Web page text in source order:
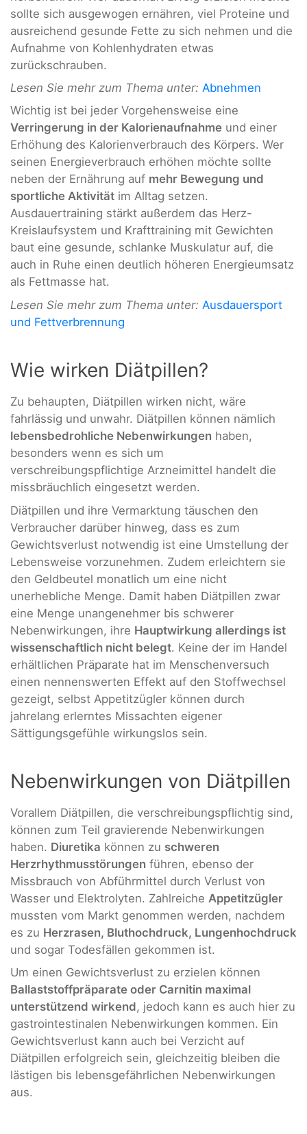
sollte sich ausgewogen ernähren, viel Proteine und
ausreichend gesunde Fette zu sich nehmen und die
Aufnahme von Kohlenhydraten etwas
zurückschrauben.
Lesen Sie mehr zum Thema unter: Abnehmen
Wichtig ist bei jeder Vorgehensweise eine
Verringerung in der Kalorienaufnahme und einer
Erhöhung des Kalorienverbrauch des Körpers. Wer
seinen Energieverbrauch erhöhen möchte sollte
neben der Ernährung auf mehr Bewegung und
sportliche Aktivität im Alltag setzen.
Ausdauertraining stärkt außerdem das Herz-
Kreislaufsystem und Krafttraining mit Gewichten
baut eine gesunde, schlanke Muskulatur auf, die
auch in Ruhe einen deutlich höheren Energieumsatz
als Fettmasse hat.
Lesen Sie mehr zum Thema unter: Ausdauersport
und Fettverbrennung
Wie wirken Diätpillen?
Zu behaupten, Diätpillen wirken nicht, wäre
fahrlässig und unwahr. Diätpillen können nämlich
lebensbedrohliche Nebenwirkungen haben,
besonders wenn es sich um
verschreibungspflichtige Arzneimittel handelt die
missbräuchlich eingesetzt werden.
Diätpillen und ihre Vermarktung täuschen den
Verbraucher darüber hinweg, dass es zum
Gewichtsverlust notwendig ist eine Umstellung der
Lebensweise vorzunehmen. Zudem erleichtern sie
den Geldbeutel monatlich um eine nicht
unerhebliche Menge. Damit haben Diätpillen zwar
eine Menge unangenehmer bis schwerer
Nebenwirkungen, ihre Hauptwirkung allerdings ist
wissenschaftlich nicht belegt. Keine der im Handel
erhältlichen Präparate hat im Menschenversuch
einen nennenswerten Effekt auf den Stoffwechsel
gezeigt, selbst Appetitzügler können durch
jahrelang erlerntes Missachten eigener
Sättigungsgefühle wirkungslos sein.
Nebenwirkungen von Diätpillen
Vorallem Diätpillen, die verschreibungspflichtig sind,
können zum Teil gravierende Nebenwirkungen
haben. Diuretika können zu schweren
Herzrhythmusstörungen führen, ebenso der
Missbrauch von Abführmittel durch Verlust von
Wasser und Elektrolyten. Zahlreiche Appetitzügler
mussten vom Markt genommen werden, nachdem
es zu Herzrasen, Bluthochdruck, Lungenhochdruck
und sogar Todesfällen gekommen ist.
Um einen Gewichtsverlust zu erzielen können
Ballaststoffpräparate oder Carnitin maximal
unterstützend wirkend, jedoch kann es auch hier zu
gastrointestinalen Nebenwirkungen kommen. Ein
Gewichtsverlust kann auch bei Verzicht auf
Diätpillen erfolgreich sein, gleichzeitig bleiben die
lästigen bis lebensgefährlichen Nebenwirkungen
aus.